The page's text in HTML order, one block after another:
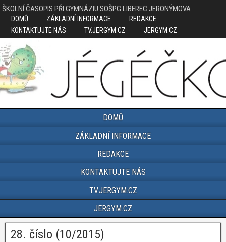
ŠKOLNÍ ČASOPIS PŘI GYMNÁZIU SOŠPG LIBEREC JERONÝMOVA
DOMŮ ZÁKLADNÍ INFORMACE
REDAKCE
KONTAKTUJTE NÁS
TV.JERGYM.CZ JERGYM.CZ
DOMŮ
ZÁKLADNÍ INFORMACE
REDAKCE
KONTAKTUJTE NÁS
TV.JERGYM.CZ
JERGYM.CZ
28. číslo (10/2015)